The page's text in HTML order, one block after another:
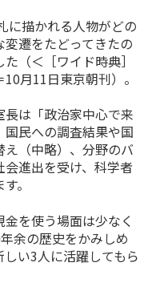
に描かれる人物がどの
遷をたどってきたの
（＜［ワイド時典］
10月11日東京朝刊）。
は「政治家中心で来
民への調査結果や国
（中略）、分野のバ
進出を受け、科学者
。
を使う場面は少なく
年余の歴史をかみしめ
しい3人に活躍してもら